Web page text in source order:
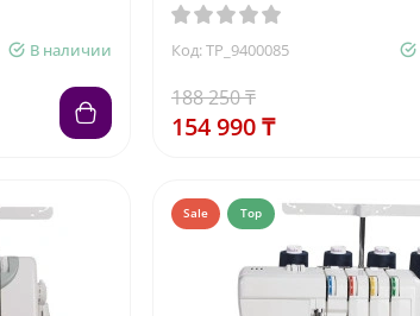
В наличии Код: TP_9400085
188 250 ₸
154 990 ₸
Sale Top